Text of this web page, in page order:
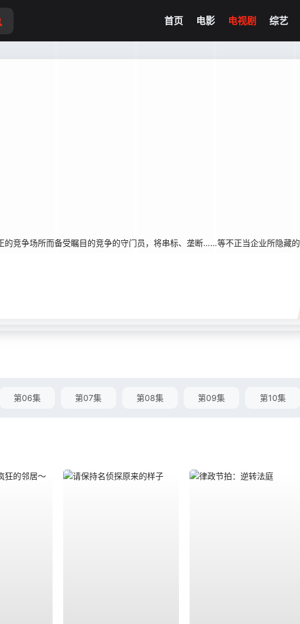
首页 电影 电视剧 综艺
竞争场所而备受瞩目的竞争的守门员，将串标、垄断……等不正当企业所隐藏的
第06集 第07集 第08集 第09集 第10集